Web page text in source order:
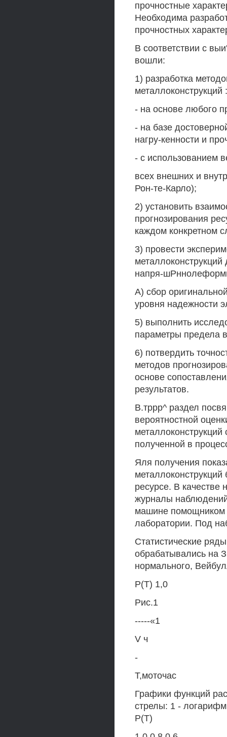
прочностные
Необходима
прочностных
В соответствии с
вошли:
1) разработка
металлоконструкций :
- на основе любого
- на базе
нагру-кенности и
- с использованием
всех внешних и
Рон-те-Карло);
2) установить
прогнозирования
каждом конкретном
3) провести
напря-
А) сбор
уровня надежности
5) выполнить
параметры предела
6) потвердить
методов
основе
результатов.
В.тррр^ раздел
вероятностной
полученной в
Яля получения
ресурсе. В
журналы
машине помощником
лаборатории. Под
Статистические
обрабатывались на
нормального,
Р(Т) 1,0
Рис.1
-----«1
V ч
-
Т,моточас
Графики функций
стрелы: 1 -
Р(Т)